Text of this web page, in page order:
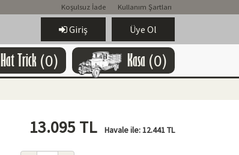
Koşulsuz İade Kullanım Şartları
Giriş Üye Ol
Hat Trick (0) Kasa (0)
13.095TL Havale ile:12.441TL